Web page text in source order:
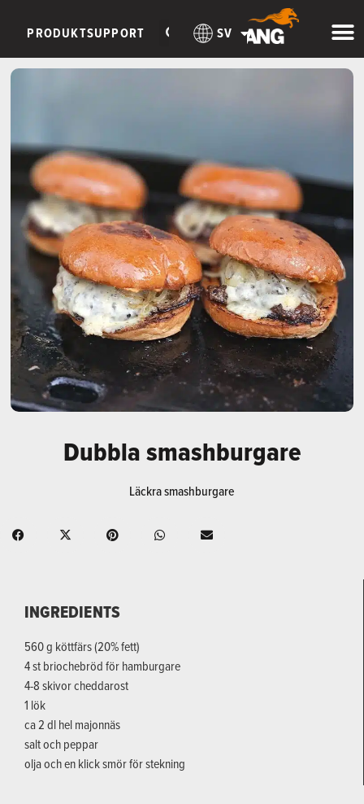
PRODUKTSUPPORT SV
Dubbla smashburgare
Läckra smashburgare
INGREDIENTS
560 g köttfärs (20% fett)
4 st briochebröd för hamburgare
4-8 skivor cheddarost
1 lök
ca 2 dl hel majonnäs
salt och peppar
olja och en klick smör för stekning